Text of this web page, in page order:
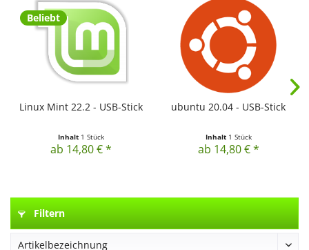
Beliebt
Linux Mint 22.2 - USB-Stick
Inhalt 1 Stück
ab 14,80 € *
ubuntu 20.04 - USB-Stick
Inhalt 1 Stück
ab 14,80 € *
Filtern